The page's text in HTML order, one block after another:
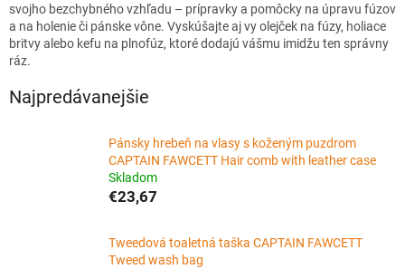
svojho bezchybného vzhľadu – prípravky a pomôcky na úpravu fúzov
a na holenie či pánske vône. Vyskúšajte aj vy olejček na fúzy, holiace
britvy alebo kefu na plnofúz, ktoré dodajú vášmu imidžu ten správny
ráz.
Najpredávanejšie
Pánsky hrebeň na vlasy s koženým puzdrom
CAPTAIN FAWCETT Hair comb with leather case
Skladom
€23,67
Tweedová toaletná taška CAPTAIN FAWCETT
Tweed wash bag